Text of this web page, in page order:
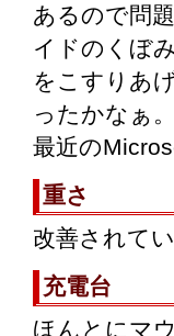
あるので問
イドのくぼ
をこすりあ
ったかなぁ
最近の
重さ
改善されて
充電台
ほんとにマ